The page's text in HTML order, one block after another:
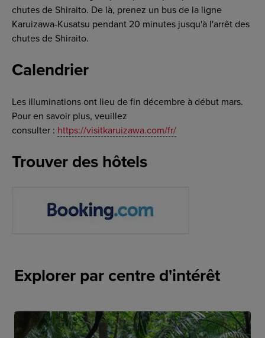
chutes de Shiraito. De là, prenez un bus de la ligne
Karuizawa-Kusatsu pendant 20 minutes jusqu'à l'arrêt des
chutes de Shiraito.
Calendrier
Les illuminations ont lieu de fin décembre à début mars.
Pour en savoir plus, veuillez
consulter : https://visitkaruizawa.com/fr/
Trouver des hôtels
Explorer par centre d'intérêt